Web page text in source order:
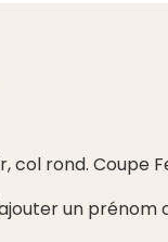
col rond. Coupe
un prénom